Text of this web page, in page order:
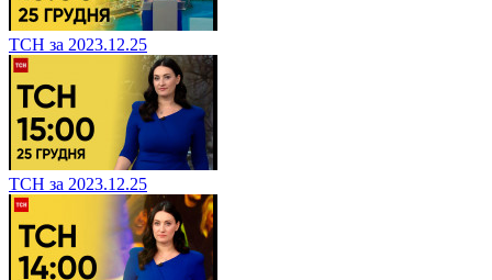
ТСН за 2023.12.25
ТСН за 2023.12.25